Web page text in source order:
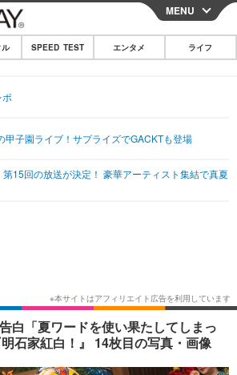
CLOSE
その他
その他
MENU
ル SPEED TEST エンタメ ライフ
甲子園ライブ！サプライズでGACKTも登場
第15回の放送が決定！ 豪華アーティスト集結で真夏
白「夏ワードを使い果たしてしまっ
石家紅白！』 14枚目の写真・画像